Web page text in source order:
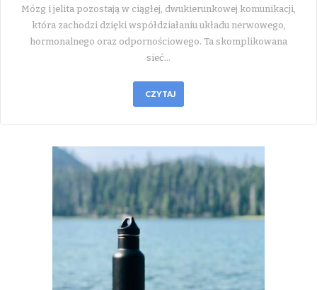
Mózg i jelita pozostają w ciągłej, dwukierunkowej komunikacji,
która zachodzi dzięki współdziałaniu układu nerwowego,
hormonalnego oraz odpornościowego. Ta skomplikowana
sieć…
CZYTAJ